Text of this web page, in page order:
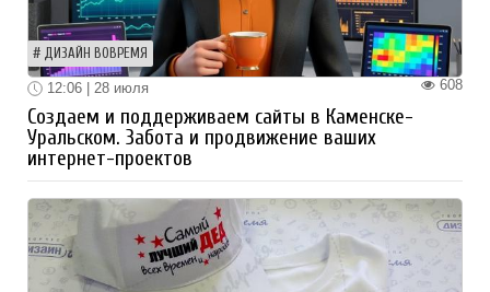
ДИЗАЙН ВОВРЕМЯ
608
12:06 | 28 июля
Создаем и поддерживаем сайты в Каменске-
Уральском. Забота и продвижение ваших
интернет-проектов